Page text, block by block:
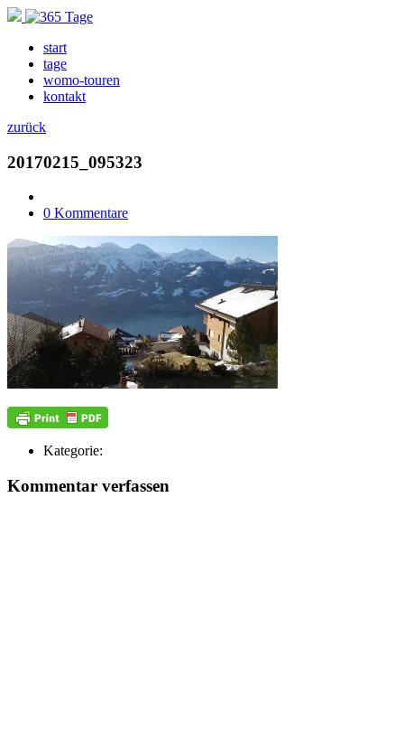
start
tage
womo-touren
kontakt
zurück
20170215_095323
0 Kommentare
Kategorie:
Kommentar verfassen